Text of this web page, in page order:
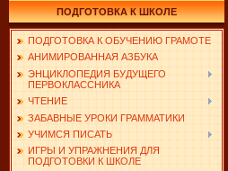
ПОДГОТОВКА К ШКОЛЕ
ПОДГОТОВКА К ОБУЧЕНИЮ ГРАМОТЕ
АНИМИРОВАННАЯ АЗБУКА
ЭНЦИКЛОПЕДИЯ БУДУЩЕГО
ПЕРВОКЛАССНИКА
ЧТЕНИЕ
ЗАБАВНЫЕ УРОКИ ГРАММАТИКИ
УЧИМСЯ ПИСАТЬ
ИГРЫ И УПРАЖНЕНИЯ ДЛЯ
ПОДГОТОВКИ К ШКОЛЕ